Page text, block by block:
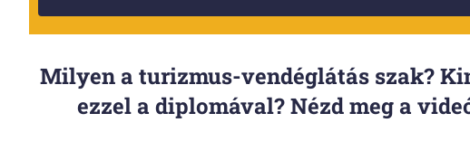
Milyen a turizmus-vendéglátás szak?
ezzel a diplomával? Nézd meg a